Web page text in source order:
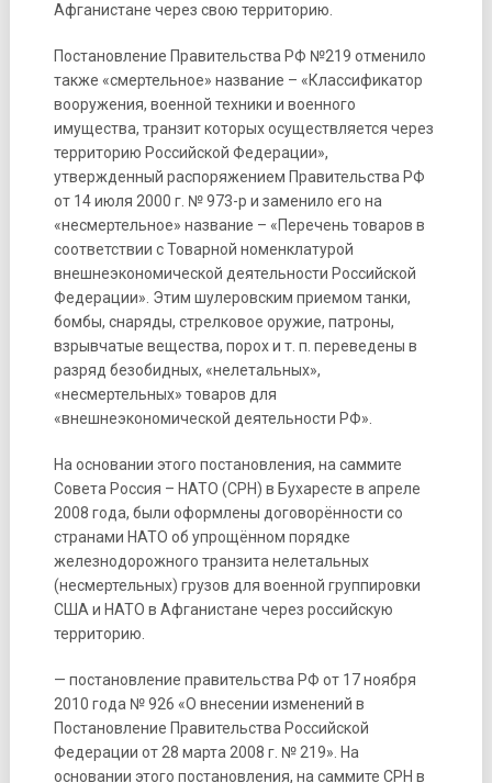
Афганистане через свою территорию.
Постановление Правительства РФ №219 отменило
также «смертельное» название – «Классификатор
вооружения, военной техники и военного
имущества, транзит которых осуществляется через
территорию Российской Федерации»,
утвержденный распоряжением Правительства РФ
от 14 июля 2000 г. № 973-р и заменило его на
«несмертельное» название – «Перечень товаров в
соответствии с Товарной номенклатурой
внешнеэкономической деятельности Российской
Федерации». Этим шулеровским приемом танки,
бомбы, снаряды, стрелковое оружие, патроны,
взрывчатые вещества, порох и т. п. переведены в
разряд безобидных, «нелетальных»,
«несмертельных» товаров для
«внешнеэкономической деятельности РФ».
На основании этого постановления, на саммите
Совета Россия – НАТО (СРН) в Бухаресте в апреле
2008 года, были оформлены договорённости со
странами НАТО об упрощённом порядке
железнодорожного транзита нелетальных
(несмертельных) грузов для военной группировки
США и НАТО в Афганистане через российскую
территорию.
— постановление правительства РФ от 17 ноября
2010 года № 926 «О внесении изменений в
Постановление Правительства Российской
Федерации от 28 марта 2008 г. № 219». На
основании этого постановления, на саммите СРН в